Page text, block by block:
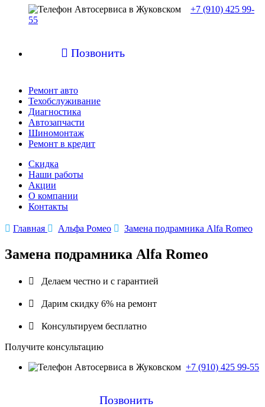
+7 (910) 425 99-
55
 Позвонить
Ремонт авто
Техобслуживание
Диагностика
Автозапчасти
Шиномонтаж
Ремонт в кредит
Скидка
Наши работы
Акции
О компании
Контакты
 Главная  Альфа Ромео  Замена подрамника Alfa Romeo
Замена подрамника Alfa Romeo
 Делаем честно и с гарантией
 Дарим скидку 6% на ремонт
 Консультируем бесплатно
Получите консультацию
+7 (910) 425 99-55
Позвонить